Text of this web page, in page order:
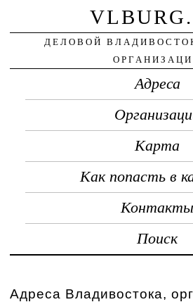
ДЕЛОВОЙ
Адреса
Карта
Как попасть в
Контакты
Поиск
Адреса Владивостока,